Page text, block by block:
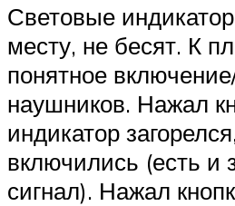
Световые
месту, не бесят. К
понятное
наушников. Нажал
индикатор
включились (есть и
сигнал). Нажал